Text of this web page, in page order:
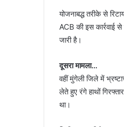
योजनाबद्ध तरीके से
ACB की इस कार्रवाई
जारी है।
दूसरा मामला…
वहीं मुंगेली जिले में
लेते हुए रंगे हाथों
था।